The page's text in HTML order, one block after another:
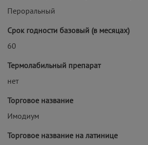
Пероральный
Срок годности базовый (в месяцах)
60
Термолабильный препарат
нет
Торговое название
Имодиум
Торговое название на латинице